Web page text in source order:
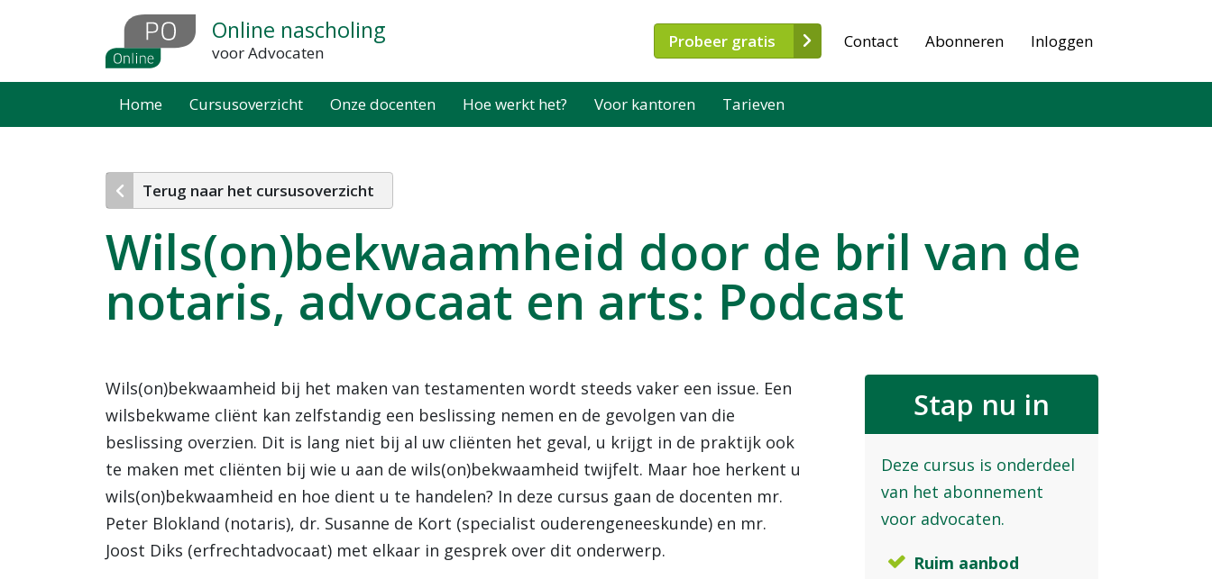
inhoud
Online nascholing
voor Advocaten
Probeer gratis Contact Abonneren Inloggen
Home Cursusoverzicht Onze docenten Hoe werkt het? Voor kantoren Tarieven
Terug naar het cursusoverzicht
Wils(on)bekwaamheid door de bril van de
notaris, advocaat en arts: Podcast
Stap nu in
Deze cursus is onderdeel
van het abonnement
voor advocaten.
Ruim aanbod
Wils(on)bekwaamheid bij het maken van testamenten wordt steeds vaker een issue. Een
wilsbekwame cliënt kan zelfstandig een beslissing nemen en de gevolgen van die
beslissing overzien. Dit is lang niet bij al uw cliënten het geval, u krijgt in de praktijk ook
te maken met cliënten bij wie u aan de wils(on)bekwaamheid twijfelt. Maar hoe herkent u
wils(on)bekwaamheid en hoe dient u te handelen? In deze cursus gaan de docenten mr.
Peter Blokland (notaris), dr. Susanne de Kort (specialist ouderengeneeskunde) en mr.
Joost Diks (erfrechtadvocaat) met elkaar in gesprek over dit onderwerp.